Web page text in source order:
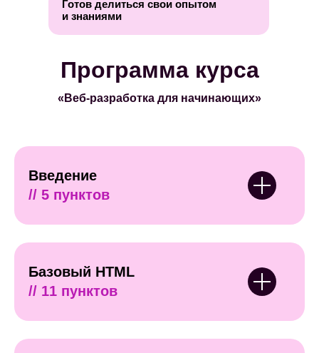
Готов делиться свои опытом
и знаниями
Программа курса
«Веб-разработка для начинающих»
Введение
// 5 пунктов
Базовый HTML
// 11 пунктов
собеседование на
стажировку в IT-
компанию
преподавателей
Наличие
образовательной
лицензии
нам выдать
сертификат